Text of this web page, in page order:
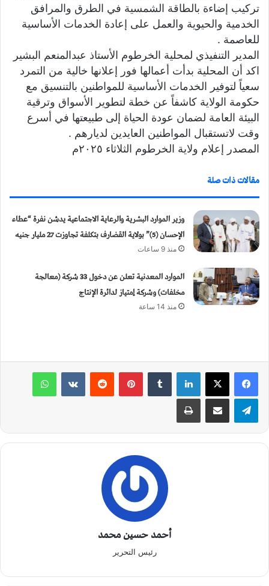
تركيب إضاءة بالطاقة الشمسية في الطرق والمرافق
الخدمية والحيوية والعمل على إعادة الخدمات الأساسية
للعاصمة .
المدير التنفيذي لمحلية الخرطوم الأستاذ عبدالمنعم البشير
اكد أن المحلية بدأت أعمالها فور إعلانها خالية من التمرد
سعياً لتوفير الخدمات الأساسية للمواطنين بالتنسيق مع
حكومة الولاية كاشفاً عن خطة لتطوير الأسواق وترقية
البيئة العامة لضمان عودة الحياة إلى طبيعتها في أسرع
وقت لاتستقبال المواطنين العايدين لديارهم .
المصدر إعلام ولاية الخرطوم الثلاثاء ٢٠٢٥م
مقالات ذات صلة
وزير الموارد البشرية والرعاية الاجتماعية يدشن نفرة “عطاء
الإحسان (5)” بولاية القضارف بتكلفة تجاوزت 27 مليار جنيه
منذ 9 ساعات
الموارد المعدنية تعلن عن دخول 33 شركة (معالجة
مخلفات) وشركة إمتياز لدائرة الإنتاج
منذ 14 ساعة
لينكدإن بينتيريست
أحمد حسين محمد
رئيس التحرير